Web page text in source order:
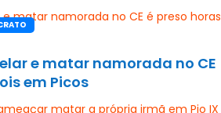
e matar namorada no CE
em Picos